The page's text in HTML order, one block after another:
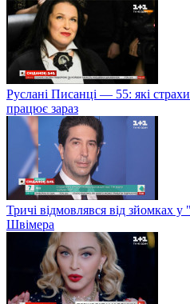
Руслані Писанці — 55: які
працює зараз
Тричі відмовлявся від зйомках у
Швімера